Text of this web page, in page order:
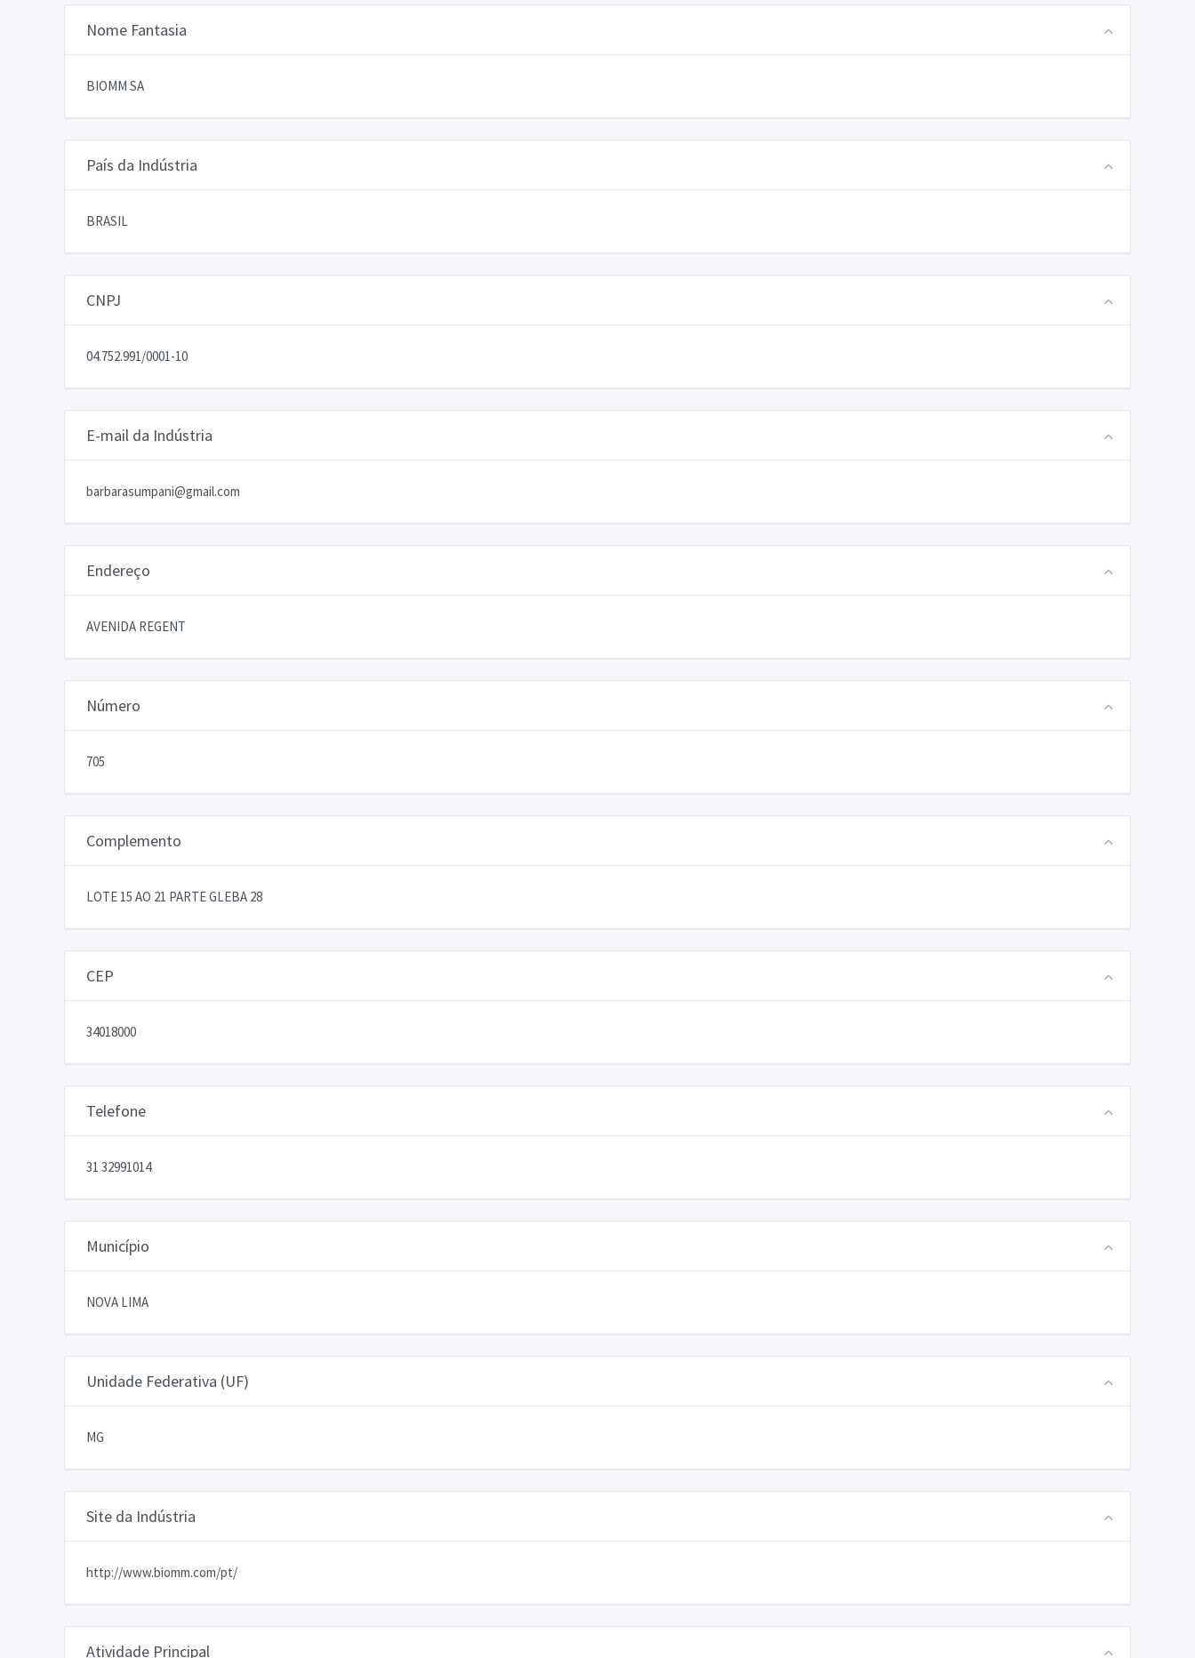
Nome Fantasia
BIOMM SA
País da Indústria
BRASIL
CNPJ
04.752.991/0001-10
E-mail da Indústria
barbarasumpani@gmail.com
Endereço
AVENIDA REGENT
Número
705
Complemento
LOTE 15 AO 21 PARTE GLEBA 28
CEP
34018000
Telefone
31 32991014
Município
NOVA LIMA
Unidade Federativa (UF)
MG
Site da Indústria
http://www.biomm.com/pt/
Atividade Principal